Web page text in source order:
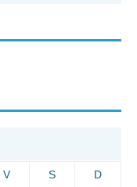
V S D